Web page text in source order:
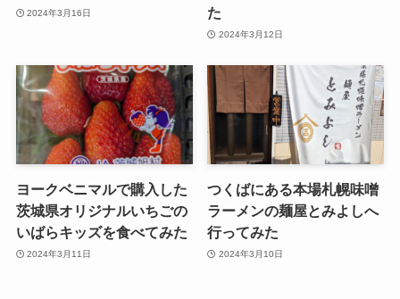
2024年3月16日
た
2024年3月12日
ヨークベニマルで購入した
茨城県オリジナルいちごの
いばらキッズを食べてみた
2024年3月11日
つくばにある本場札幌味噌
ラーメンの麺屋とみよしへ
行ってみた
2024年3月10日